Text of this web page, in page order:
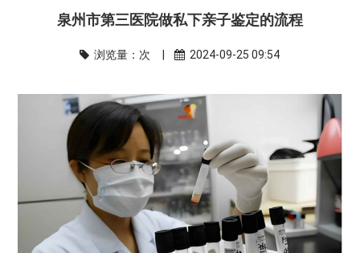
泉州市第三医院做私下亲子鉴定的流程
浏览量： 次 | 2024-09-25 09:54